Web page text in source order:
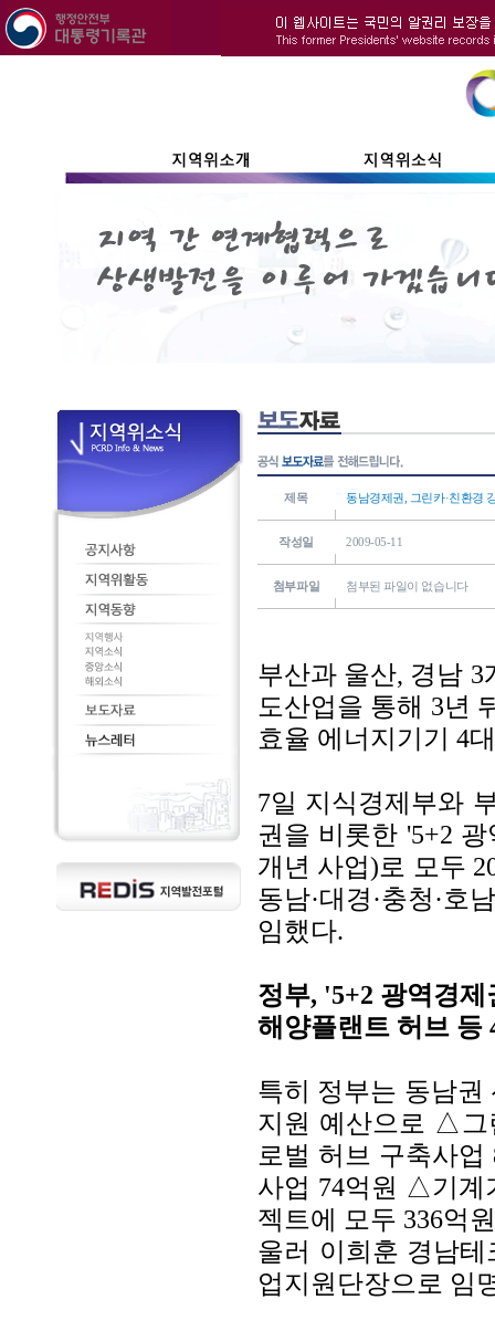
제목 동남경제권, 그린카·친환경
작성일 2009-05-11
첨부파일 첨부된 파일이 없습니다
부산과 울산, 경남
도산업을 통해 3년
효율 에너지기기 4
7일 지식경제부와
권을 비롯한 '5+2
개년 사업)로 모두
동남·대경·충청·
임했다.
정부, '5+2 광역경
해양플랜트 허브 등
특히 정부는 동남
지원 예산으로 △그
로벌 허브 구축사
사업 74억원 △기계
젝트에 모두 336억
울러 이희훈 경남
업지원단장으로 임